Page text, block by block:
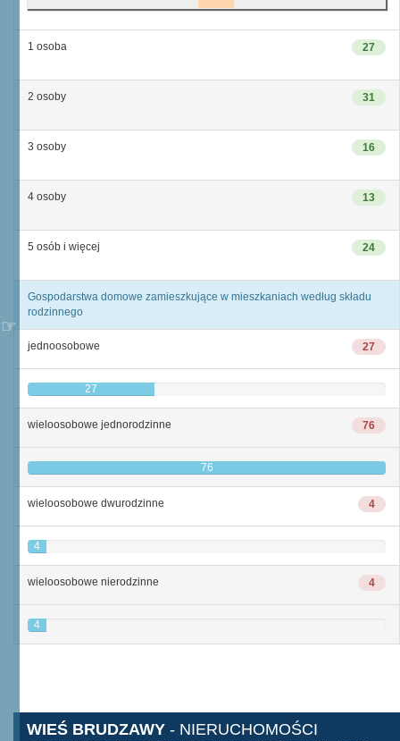
27
1 osoba
31
2 osoby
16
3 osoby
13
4 osoby
24
5 osób i więcej
Gospodarstwa domowe zamieszkujące w mieszkaniach według składu
rodzinnego
27
jednoosobowe
27
76
wieloosobowe jednorodzinne
76
4
wieloosobowe dwurodzinne
4
4
wieloosobowe nierodzinne
4
WIEŚ BRUDZAWY - NIERUCHOMOŚCI